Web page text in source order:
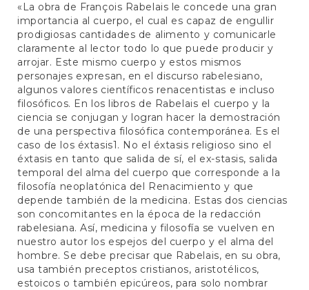
«La obra de François Rabelais le concede una gran
importancia al cuerpo, el cual es capaz de engullir
prodigiosas cantidades de alimento y comunicarle
claramente al lector todo lo que puede producir y
arrojar. Este mismo cuerpo y estos mismos
personajes expresan, en el discurso rabelesiano,
algunos valores científicos renacentistas e incluso
filosóficos. En los libros de Rabelais el cuerpo y la
ciencia se conjugan y logran hacer la demostración
de una perspectiva filosófica contemporánea. Es el
caso de los éxtasis1. No el éxtasis religioso sino el
éxtasis en tanto que salida de sí, el ex-stasis, salida
temporal del alma del cuerpo que corresponde a la
filosofía neoplatónica del Renacimiento y que
depende también de la medicina. Estas dos ciencias
son concomitantes en la época de la redacción
rabelesiana. Así, medicina y filosofía se vuelven en
nuestro autor los espejos del cuerpo y el alma del
hombre. Se debe precisar que Rabelais, en su obra,
usa también preceptos cristianos, aristotélicos,
estoicos o también epicúreos, para solo nombrar